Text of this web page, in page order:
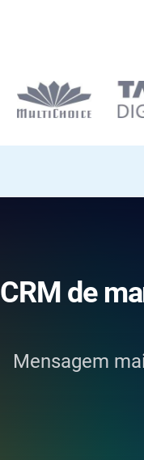
CRM de
Mensagem